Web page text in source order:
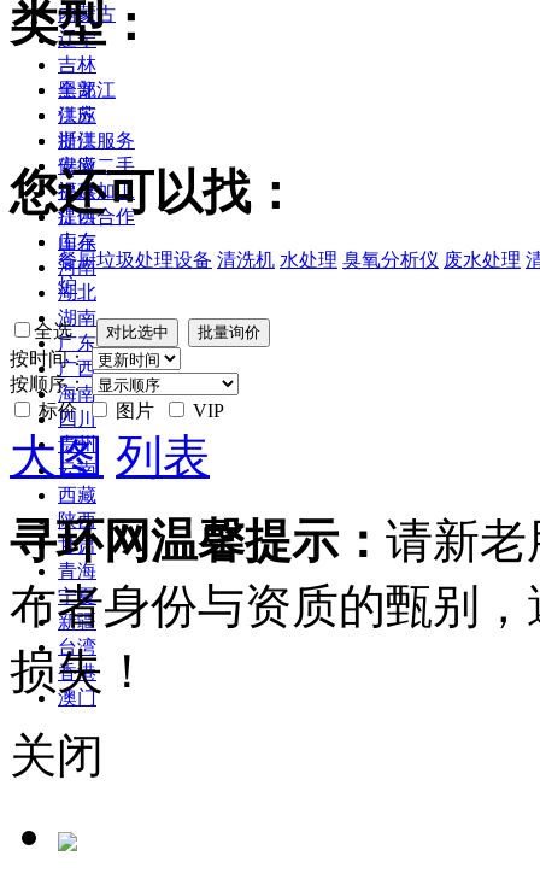
内蒙古
辽宁
吉林
黑龙江
江苏
浙江
安徽
福建
江西
山东
河南
湖北
湖南
广东
广西
海南
四川
贵州
云南
西藏
陕西
甘肃
青海
宁夏
新疆
台湾
香港
澳门
类型：
全部
供应
提供服务
供应二手
提供加工
提供合作
库存
您还可以找：
餐厨垃圾处理设备 清洗机 水处理 臭氧分析仪 废水处理
炉
全选
按时间：
按顺序：
标价
图片 VIP
大图 列表
寻环网温馨提示： 请新老
布者身份与资质的甄别
损失！
关闭